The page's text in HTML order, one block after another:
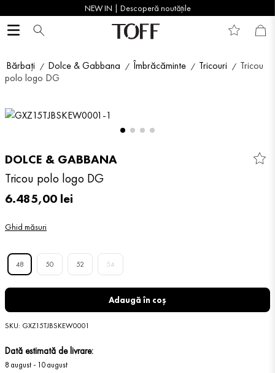
NEW IN | Descoperă noutățile
Bărbați Dolce & Gabbana Îmbrăcăminte Tricouri
Tricou
polo logo DG
DOLCE & GABBANA
Tricou polo logo DG
6.485,00 lei
Ghid măsuri
48 50 52 54
Adaugă în coș
SKU: GXZ15TJBSKEW0001
Dată estimată de livrare:
8 august - 10 august